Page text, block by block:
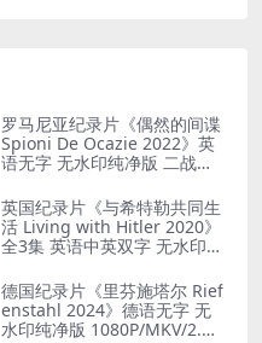
罗马尼亚纪录片《偶然的间谍
Spioni De Ocazie 2022》英
语无字 无水印纯净版 二战谍
英国纪录片《与希特勒共同生
活 Living with Hitler 2020》
全3集 英语中英双字 无水印纯
勒共存
德国纪录片《里芬施塔尔 Rief
enstahl 2024》德语无字 无
水印纯净版 1080P/MKV/2.12